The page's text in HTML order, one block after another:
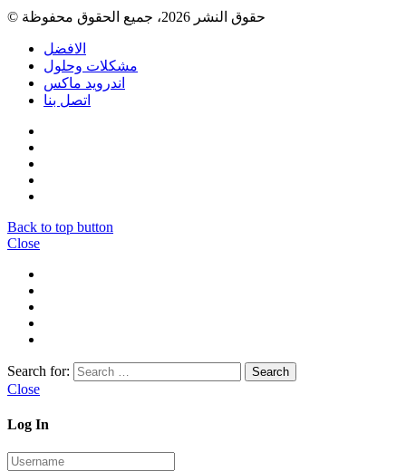
الافضل
مشكلات وحلول
اندرويد ماكس
اتصل بنا
Back to top button
Close
Search for:
Close
Log In